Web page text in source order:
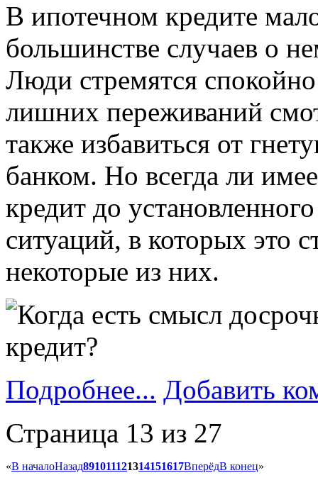
В ипотечном кредите
большинстве случаев о
Люди стремятся
лишних переживаний
также избавиться от
банком. Но всегда ли
кредит до
ситуаций, в которых это
некоторые из них.
Подробнее... Добавить
Страница 13 из 27
«В началоНазад891011121314151617ВперёдВ конец»